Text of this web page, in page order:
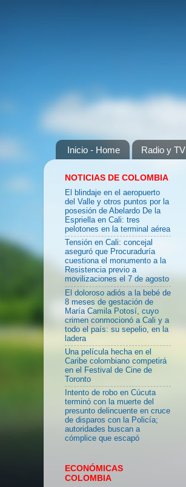
Inicio - Home Radio y TV
NOTICIAS DE COLOMBIA
El blindaje en el aeropuerto
del Valle y otros puntos por la
posesión de Abelardo De la
Espriella en Cali: tres
pelotones en la terminal aérea
Tensión en Cali: concejal
aseguró que Procuraduría
cuestiona el monumento a la
Resistencia previo a
movilizaciones el 7 de agosto
El doloroso adiós a la bebé de
8 meses de gestación de
María Camila Potosí, cuyo
crimen conmocionó a Cali y a
todo el país: su sepelio, en la
ladera
Una película hecha en el
Caribe colombiano competirá
en el Festival de Cine de
Toronto
Intento de robo en Cúcuta
terminó con la muerte del
presunto delincuente en cruce
de disparos con la Policía;
autoridades buscan a
cómplice que escapó
ECONÓMICAS
COLOMBIA